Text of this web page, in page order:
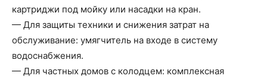
картриджи под мойку или насадки на кран.
— Для защиты техники и снижения затрат на
обслуживание: умягчитель на входе в систему
водоснабжения.
— Для частных домов с колодцем: комплексная